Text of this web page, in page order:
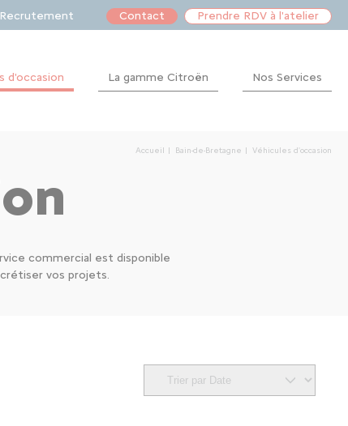
Recrutement Contact Prendre RDV à l'atelier
d'occasion La gamme Citroën Nos Services
Accueil Bain-de-Bretagne Véhicules d'occasion
commercial est disponible
vos projets.